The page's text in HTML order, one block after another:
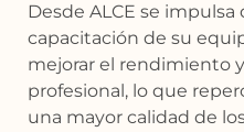
Desde ALCE se
capacitación de su
mejorar el rendimiento
profesional, lo que
una mayor calidad de